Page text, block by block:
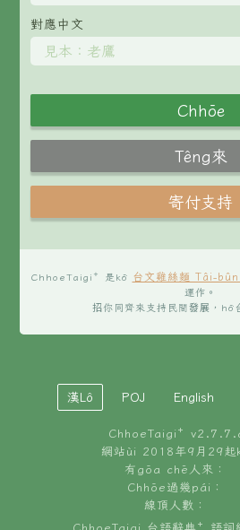
🎪
🍜 台文雞絲麵
對應中文
ChhoeTaigi⁺ 是kō͘ 台文雞絲麵 Tâi-
運作。
招你同齊來支持民間發展，hō͘
漢Lô POJ English
ChhoeTaigi⁺ v
網站ùi 2018年9月29起
有gōa chē人來：
Chhōe過幾pái：
線頂人數：
ChhoeTaigi 台語辭典⁺ 語詞